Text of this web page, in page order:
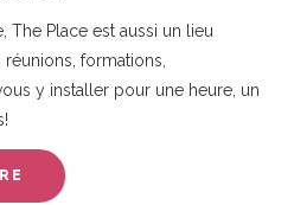
The Place est aussi un lieu
formations,
y installer pour une heure, un